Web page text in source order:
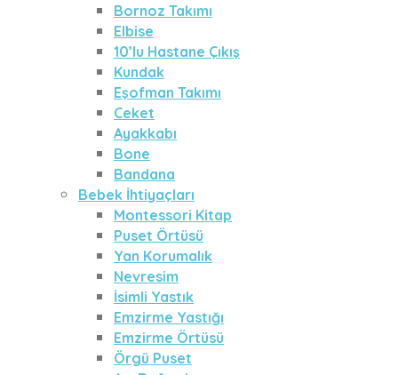
Bornoz Takımı
Elbise
10’lu Hastane Çıkış
Kundak
Eşofman Takımı
Ceket
Ayakkabı
Bone
Bandana
Bebek İhtiyaçları
Montessori Kitap
Puset Örtüsü
Yan Korumalık
Nevresim
İsimli Yastık
Emzirme Yastığı
Emzirme Örtüsü
Örgü Puset